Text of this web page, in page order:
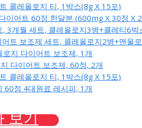
콜레올로지 티, 1박스(8g X 15포)
이어트 60정 한달분 (600mg X 30정 X
3개월 세트, 콜레올로지3병+콜레티6박
트 보조제 세트, 콜레올로지2병+맨올
지 다이어트 보조제, 1개
다이어트 보조제, 60정, 2개
콜레올로지 티, 1박스(8g X 15포)
60정 4대원료 레시피, 1개
보기